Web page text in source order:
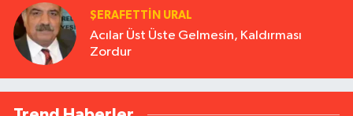
ŞERAFETTIN URAL
Acılar Üst Üste Gelmesin, Kaldırması
Zordur